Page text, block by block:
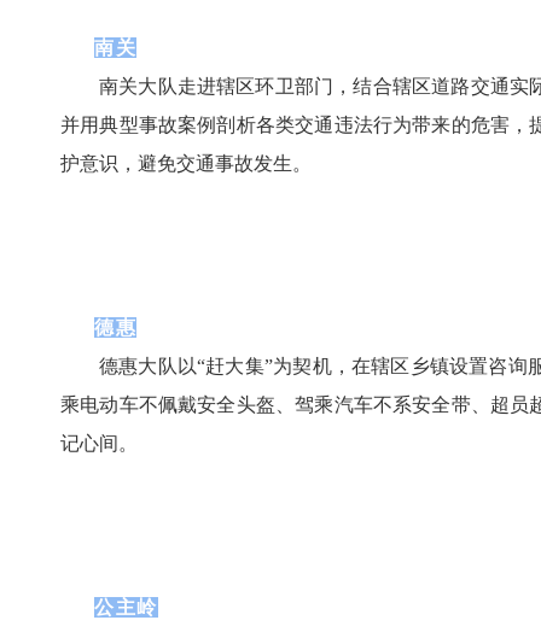
南关
南关大队走进辖区环卫部门，结合辖区道路交通
并用典型事故案例剖析各类交通违法行为带来的危害
护意识，避免交通事故发生。
德惠
德惠大队以“赶大集”为契机，在辖区乡镇设置咨
乘电动车不佩戴安全头盔、驾乘汽车不系安全带、超
记心间。
公主岭